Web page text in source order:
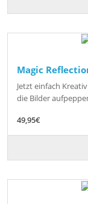
Magic
Jetzt einfach
die Bilder
49,95€